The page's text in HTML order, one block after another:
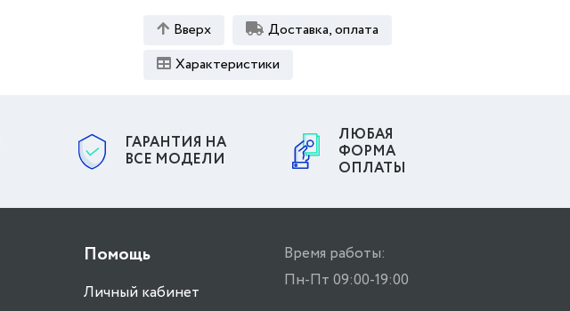
Вверх
Доставка, оплата
Характеристики
ГАРАНТИЯ НА
ВСЕ МОДЕЛИ
ЛЮБАЯ
ФОРМА
ОПЛАТЫ
Помощь
Личный кабинет
Время работы:
Пн-Пт 09:00-19:00